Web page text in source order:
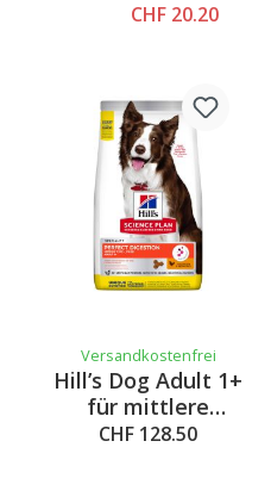
CHF 20.20
Versandkostenfrei
Hill’s Dog Adult 1+
für mittlere
Rassen (11–25 kg)
CHF 128.50